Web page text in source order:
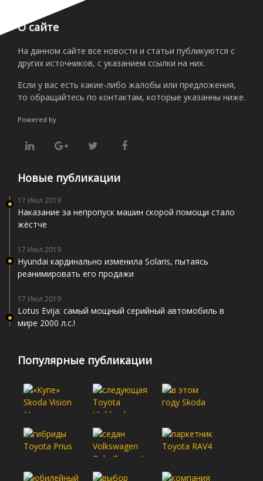
О сайте
На данном сайте все новости и статьи публикуются с
других источников, с указанием ссылки на них.
Если у вас есть какие-либо жалобы или предложения,
то обращайтесь по контактам, которые указанны ниже.
Powered by
Новые публикации
17 Июл 2019
Наказание за непропуск машин скорой помощи стало
жёстче
17 Июл 2019
Hyundai кардинально изменила Solaris, пытаясь
реанимировать его продажи
17 Июл 2019
Lotus Evija: самый мощный серийный автомобиль в
мире 2000 л.с.!
Популярные публикации